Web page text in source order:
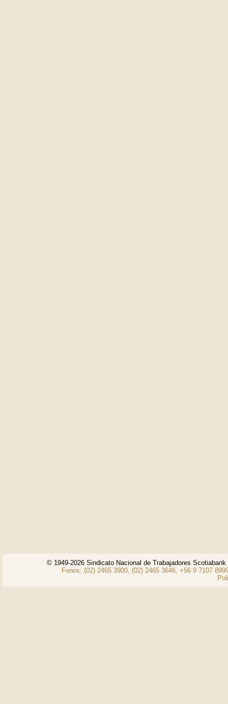
© 1949-2026 Sindicato Nacional de Trabajadores
Fonos: (02) 2465 3900, (02) 2465 3646, +56 9 7107